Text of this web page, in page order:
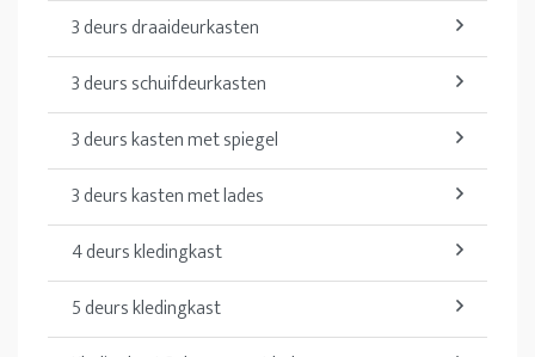
3 deurs draaideurkasten
3 deurs schuifdeurkasten
3 deurs kasten met spiegel
3 deurs kasten met lades
4 deurs kledingkast
5 deurs kledingkast